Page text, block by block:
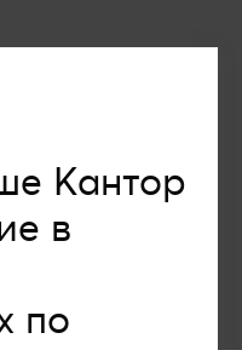
Кантор
в
по